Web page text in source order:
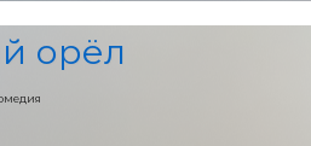
орёл